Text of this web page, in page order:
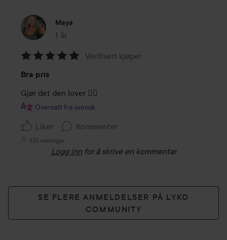
Maya
1 år
Innlegget ble opprettet 1 år
5
av
5
Verifisert kjøper
Bra pris
Gjør det den lover 👍🏼
Oversatt fra svensk
Liker Kommenter
631 visninger
Logg inn for å skrive en kommentar
SE FLERE ANMELDELSER PÅ LYKO
COMMUNITY